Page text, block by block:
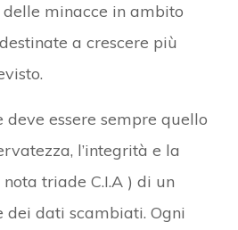
minacce in ambito
a crescere più
deve essere sempre quello
l’integrità e la
triade C.I.A ) di un
dati scambiati. Ogni